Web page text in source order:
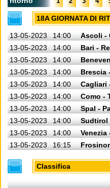
18A GIORNATA DI
13-05-2023 14:00
Ascoli -
13-05-2023
14:00
Bari -
13-05-2023
14:00
13-05-2023
14:00
Brescia
13-05-2023
14:00
Cagliari
13-05-2023
14:00
Como -
13-05-2023
14:00
Spal -
13-05-2023
14:00
Sudtirol
13-05-2023
14:00
Venezia
13-05-2023
16:15
Classifica